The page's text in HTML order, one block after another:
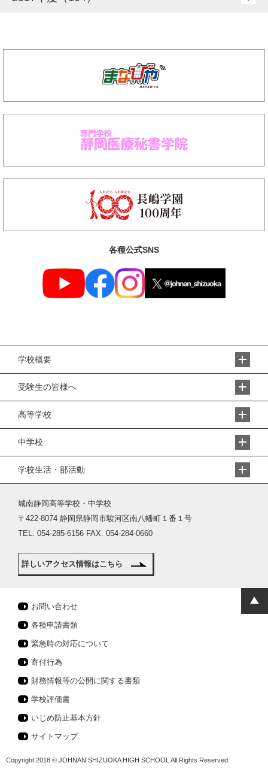
各種公式SNS
学校概要
受験生の皆様へ
高等学校
中学校
学校生活・部活動
城南静岡高等学校・中学校
〒422-8074 静岡県静岡市駿河区南八幡町１番１号
TEL. 054-285-6156 FAX. 054-284-0660
詳しいアクセス情報はこちら
お問い合わせ
各種申請書類
緊急時の対応について
寄付行為
財務情報等の公開に関する書類
学校評価書
いじめ防止基本方針
サイトマップ
Copyright 2018 © JOHNAN SHIZUOKA HIGH SCHOOL All Rights Reserved.